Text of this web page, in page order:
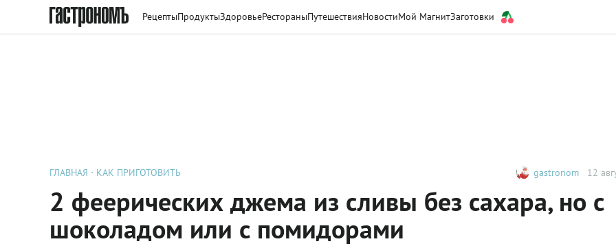
РецептыПродуктыЗдоровьеРестораныПутешествияНовостиМой МагнитЗаготовки
ГЛАВНАЯ КАК ПРИГОТОВИТЬ gastronom 12
2 феерических джема из сливы без сахара, но с
шоколадом или с помидорами